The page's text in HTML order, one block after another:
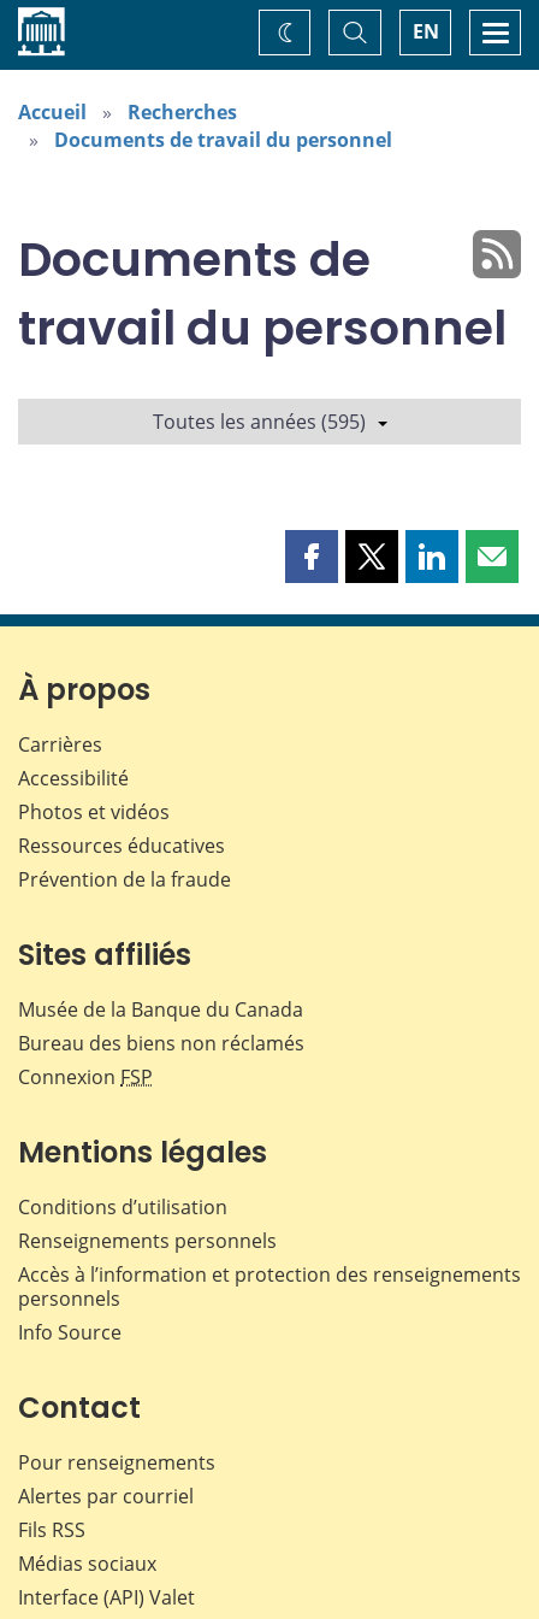
Accueil EN
Basculer
la
recherche
Changez
de
Accueil
Recherches
Documents de travail du personnel
Documents de
travail du personnel
Toutes les années (595)
Partager
page
Partager
page
Partager
page page
À propos
Carrières
Accessibilité
Photos et vidéos
Ressources éducatives
Prévention de la fraude
Sites affiliés
Musée de la Banque du Canada
Bureau des biens non réclamés
Connexion FSP
Mentions légales
Conditions d’utilisation
Renseignements personnels
Accès à l’information et protection des renseignements
personnels
Info Source
Contact
Pour renseignements
Alertes par courriel
Fils RSS
Médias sociaux
Interface (API) Valet